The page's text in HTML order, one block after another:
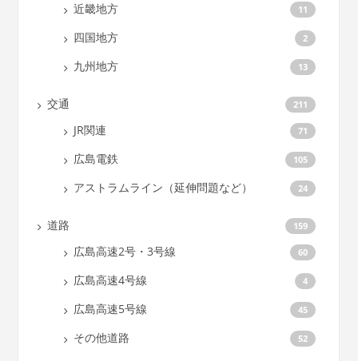
近畿地方 11
四国地方 2
九州地方 13
交通 211
JR関連 71
広島電鉄 105
アストラムライン（延伸問題など） 24
道路 159
広島高速2号・3号線 60
広島高速4号線 4
広島高速5号線 45
その他道路 52